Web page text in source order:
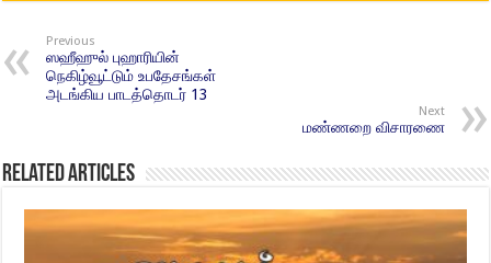
Previous
ஸஹீஹுல் புஹாரியின்
நெகிழ்வூட்டும் உபதேசங்கள்
அடங்கிய பாடத்தொடர் 13
Next
மண்ணறை விசாரணை
Related Articles